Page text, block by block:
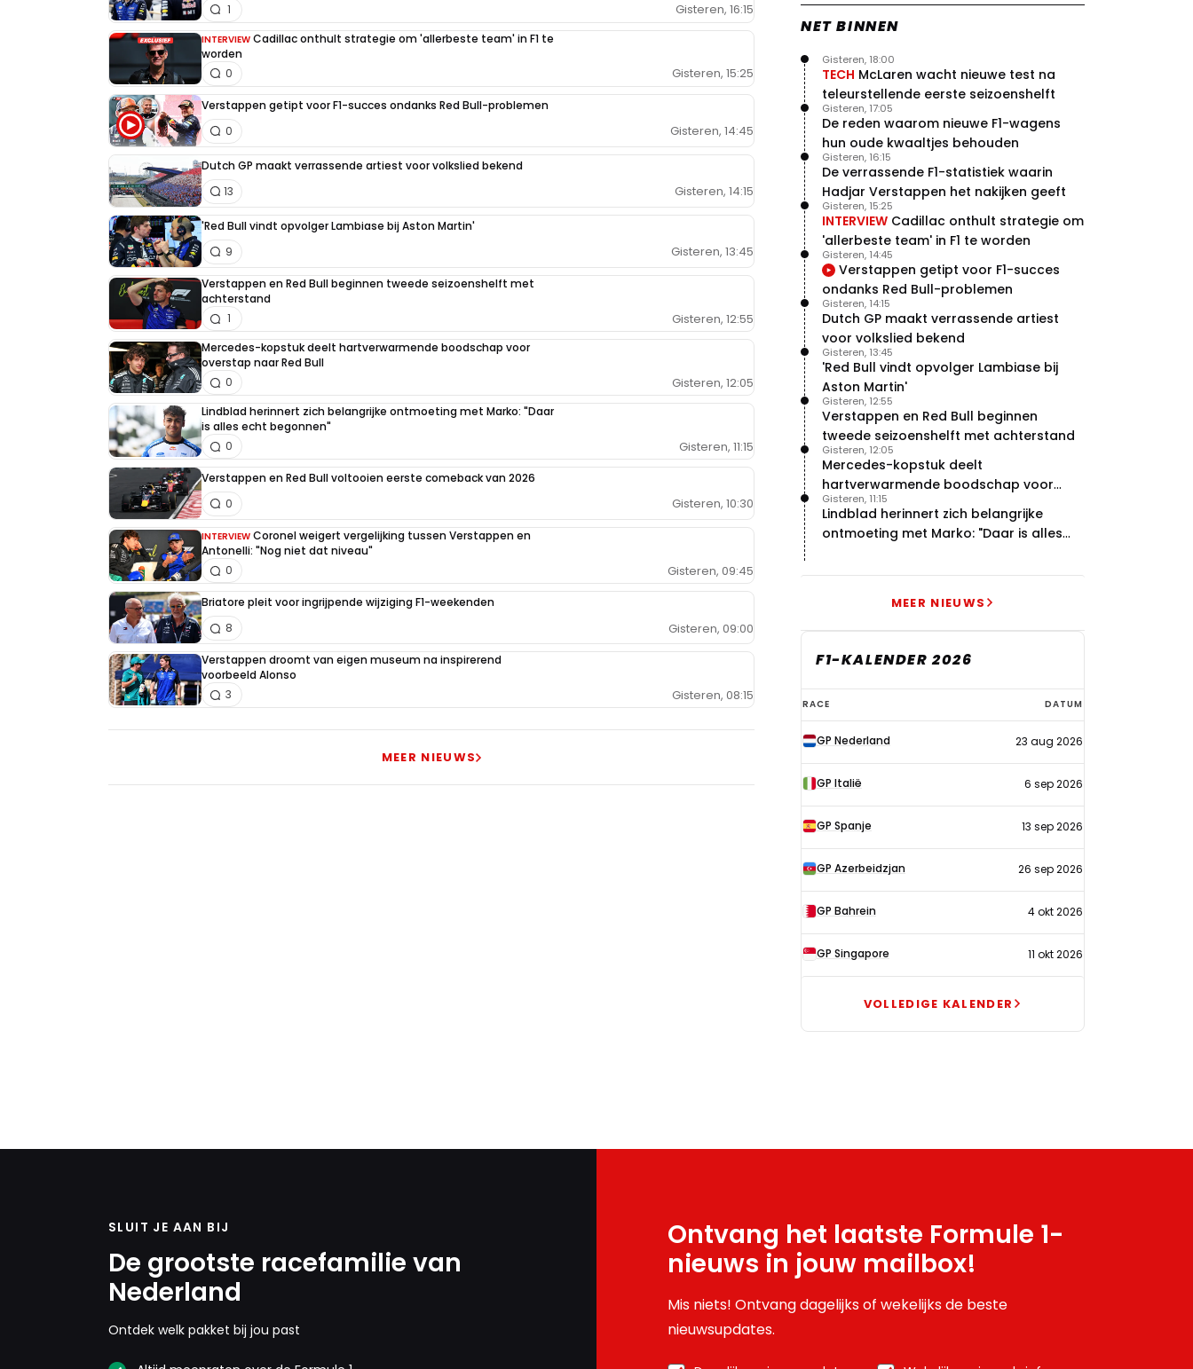
Gisteren, 16:15
1
INTERVIEW Cadillac onthult strategie om 'allerbeste team' in F1 te
worden
Gisteren, 15:25
0
Verstappen getipt voor F1-succes ondanks Red Bull-problemen
Gisteren, 14:45
0
Dutch GP maakt verrassende artiest voor volkslied bekend
Gisteren, 14:15
13
'Red Bull vindt opvolger Lambiase bij Aston Martin'
Gisteren, 13:45
9
Verstappen en Red Bull beginnen tweede seizoenshelft met
achterstand
Gisteren, 12:55
1
Mercedes-kopstuk deelt hartverwarmende boodschap voor
overstap naar Red Bull
Gisteren, 12:05
0
Lindblad herinnert zich belangrijke ontmoeting met Marko: "Daar
is alles echt begonnen"
Gisteren, 11:15
0
Verstappen en Red Bull voltooien eerste comeback van 2026
Gisteren, 10:30
0
INTERVIEW Coronel weigert vergelijking tussen Verstappen en
Antonelli: "Nog niet dat niveau"
Gisteren, 09:45
0
Briatore pleit voor ingrijpende wijziging F1-weekenden
Gisteren, 09:00
8
Verstappen droomt van eigen museum na inspirerend
voorbeeld Alonso
Gisteren, 08:15
3
MEER NIEUWS
NET BINNEN
TECH McLaren wacht nieuwe test na
teleurstellende eerste seizoenshelft
Gisteren, 18:00
De reden waarom nieuwe F1-wagens
hun oude kwaaltjes behouden
Gisteren, 17:05
De verrassende F1-statistiek waarin
Hadjar Verstappen het nakijken geeft
Gisteren, 16:15
INTERVIEW Cadillac onthult strategie om
'allerbeste team' in F1 te worden
Gisteren, 15:25
Verstappen getipt voor F1-succes
ondanks Red Bull-problemen
Gisteren, 14:45
Dutch GP maakt verrassende artiest
voor volkslied bekend
Gisteren, 14:15
'Red Bull vindt opvolger Lambiase bij
Aston Martin'
Gisteren, 13:45
Verstappen en Red Bull beginnen
tweede seizoenshelft met achterstand
Gisteren, 12:55
Mercedes-kopstuk deelt
hartverwarmende boodschap voor
overstap naar Red Bull
Gisteren, 12:05
Lindblad herinnert zich belangrijke
ontmoeting met Marko: "Daar is alles
Gisteren, 11:15
MEER NIEUWS
F1-KALENDER 2026
F1-
kalender
2026
RACE DATUM
GP Nederland 23 aug 2026
GP Italië 6 sep 2026
GP Spanje 13 sep 2026
GP Azerbeidzjan 26 sep 2026
GP Bahrein 4 okt 2026
GP Singapore 11 okt 2026
VOLLEDIGE KALENDER
SLUIT JE AAN BIJ
De grootste racefamilie van
Nederland
Ontdek welk pakket bij jou past
Ontvang het laatste Formule 1-
nieuws in jouw mailbox!
Mis niets! Ontvang dagelijks of wekelijks de beste
nieuwsupdates.